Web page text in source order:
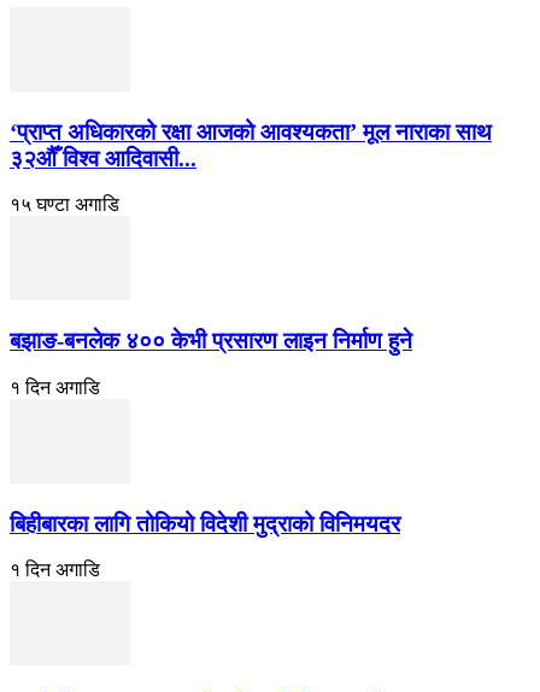
‘प्राप्त अधिकारको रक्षा आजको आवश्यकता’ मूल नाराका साथ
३२औँ विश्व आदिवासी...
१५ घण्टा अगाडि
बझाङ-बनलेक ४०० केभी प्रसारण लाइन निर्माण हुने
१ दिन अगाडि
बिहीबारका लागि तोकियो विदेशी मुद्राको विनिमयदर
१ दिन अगाडि